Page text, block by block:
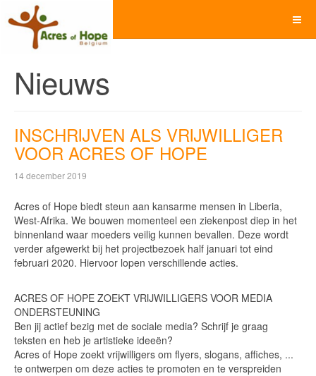
Nieuws
INSCHRIJVEN ALS VRIJWILLIGER
VOOR ACRES OF HOPE
14 december 2019
Acres of Hope biedt steun aan kansarme mensen in Liberia,
West-Afrika. We bouwen momenteel een ziekenpost diep in het
binnenland waar moeders veilig kunnen bevallen. Deze wordt
verder afgewerkt bij het projectbezoek half januari tot eind
februari 2020. Hiervoor lopen verschillende acties.
ACRES OF HOPE ZOEKT VRIJWILLIGERS VOOR MEDIA
ONDERSTEUNING
Ben jij actief bezig met de sociale media? Schrijf je graag
teksten en heb je artistieke ideeën?
Acres of Hope zoekt vrijwilligers om flyers, slogans, affiches, ...
te ontwerpen om deze acties te promoten en te verspreiden